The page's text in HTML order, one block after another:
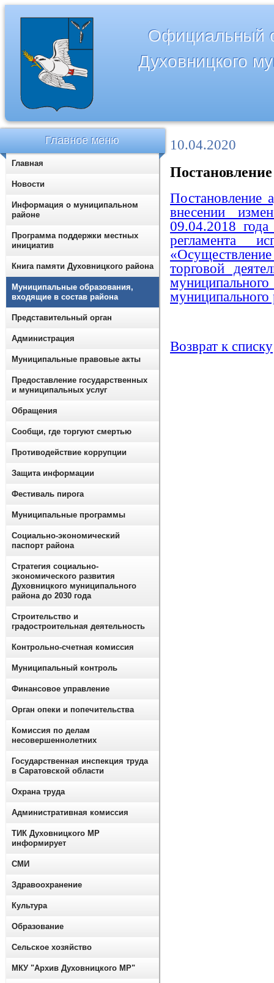
Официальный
Духовницкого
10.04.2020
внесении
09.04.2018
регламента
торговой
муниципального
Возврат к списку
Главное меню
Главная
Новости
Информация о муниципальном
районе
Программа поддержки местных
инициатив
Книга памяти Духовницкого района
Муниципальные образования,
входящие в состав района
Представительный орган
Администрация
Муниципальные правовые акты
Предоставление государственных
и муниципальных услуг
Обращения
Сообщи, где торгуют смертью
Противодействие коррупции
Защита информации
Фестиваль пирога
Муниципальные программы
Социально-экономический
паспорт района
Стратегия социально-
экономического развития
Духовницкого муниципального
района до 2030 года
Строительство и
градостроительная деятельность
Контрольно-счетная комиссия
Муниципальный контроль
Финансовое управление
Орган опеки и попечительства
Комиссия по делам
несовершеннолетних
Государственная инспекция труда
в Саратовской области
Охрана труда
Административная комиссия
ТИК Духовницкого МР
информирует
СМИ
Здравоохранение
Культура
Образование
Сельское хозяйство
МКУ "Архив Духовницкого МР"